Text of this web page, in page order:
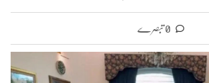
0 تبصرے